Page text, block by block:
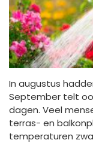
In augustus
September telt
dagen. Veel
terras- en
temperaturen